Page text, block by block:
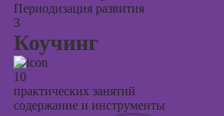
Периодизация развития
3
Коучинг
10
практических занятий
содержание и инструменты